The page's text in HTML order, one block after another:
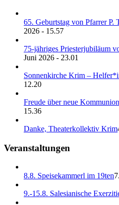
65. Geburtstag von Pfarrer P.
2026 - 15.57
75-jähriges Priesterjubiläum
Juni 2026 - 23.01
Sonnenkirche Krim –
12.20
Freude über neue
15.36
Danke, Theaterkollektiv Krim
Veranstaltungen
8.8. Speisekammerl im 19ten
9.-15.8. Salesianische